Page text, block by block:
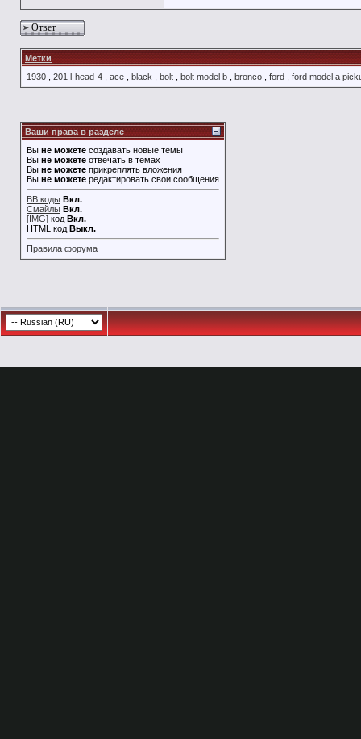
Ответ
Метки
1930
201 l-head-4 ace black bolt bolt model b bronco ford ford model a
Ваши права в разделе
Вы не можете создавать новые темы
Вы не можете отвечать в темах
Вы не можете прикреплять вложения
Вы не можете редактировать свои сообщения
BB коды Вкл.
Смайлы Вкл.
[IMG] код Вкл.
HTML код Выкл.
Правила форума